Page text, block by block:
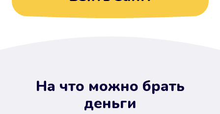
На что можно брать
деньги